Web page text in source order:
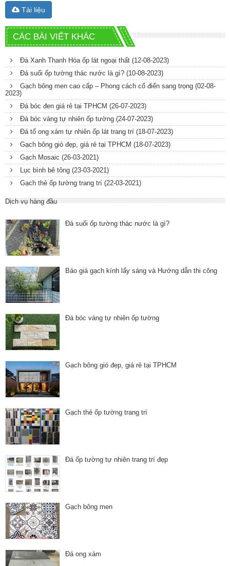
Tài liệu
CÁC BÀI VIẾT KHÁC
Đá Xanh Thanh Hóa ốp lát ngoại thất (12-08-2023)
Đá suối ốp tường thác nước là gì? (10-08-2023)
Gạch bông men cao cấp – Phong cách cổ điển sang trọng (02-08-
2023)
Đá bóc đen giá rẻ tại TPHCM (26-07-2023)
Đá bóc vàng tự nhiên ốp tường (24-07-2023)
Đá tổ ong xám tự nhiên ốp lát trang trí (18-07-2023)
Gạch bông gió đẹp, giá rẻ tại TPHCM (18-07-2023)
Gạch Mosaic (26-03-2021)
Lục bình bê tông (23-03-2021)
Gạch thẻ ốp tường trang trí (22-03-2021)
Dịch vụ hàng đầu
Đá suối ốp tường thác nước là gì?
Báo giá gạch kính lấy sáng và Hướng dẫn thi công
Đá bóc vàng tự nhiên ốp tường
Gạch bông gió đẹp, giá rẻ tại TPHCM
Gạch thẻ ốp tường trang trí
Đá ốp tường tự nhiên trang trí đẹp
Gạch bông men
Đá ong xám